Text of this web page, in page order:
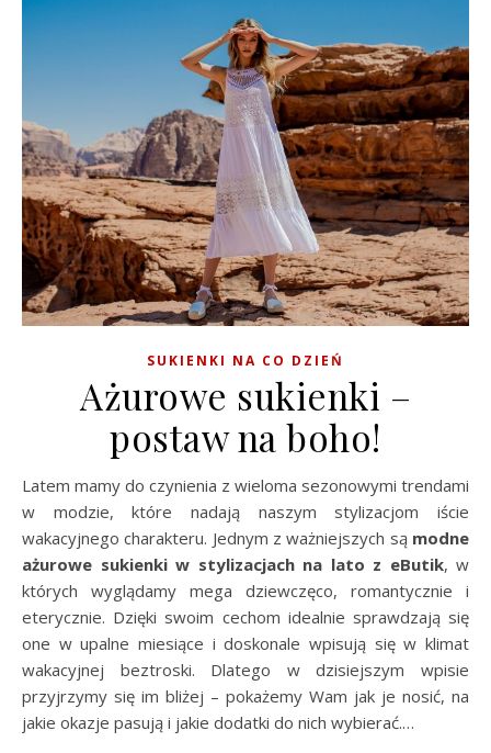
SUKIENKI NA CO DZIEŃ
Ażurowe sukienki –
postaw na boho!
Latem mamy do czynienia z wieloma sezonowymi trendami
w modzie, które nadają naszym stylizacjom iście
wakacyjnego charakteru. Jednym z ważniejszych są modne
ażurowe sukienki w stylizacjach na lato z eButik, w
których wyglądamy mega dziewczęco, romantycznie i
eterycznie. Dzięki swoim cechom idealnie sprawdzają się
one w upalne miesiące i doskonale wpisują się w klimat
wakacyjnej beztroski. Dlatego w dzisiejszym wpisie
przyjrzymy się im bliżej – pokażemy Wam jak je nosić, na
jakie okazje pasują i jakie dodatki do nich wybierać.…